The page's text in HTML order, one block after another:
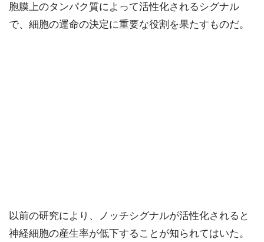
胞膜上のタンパク質によって活性化されるシグナル
で、細胞の運命の決定に重要な役割を果たすものだ。
以前の研究により、ノッチシグナルが活性化されると
神経細胞の産生率が低下することが知られてはいた。